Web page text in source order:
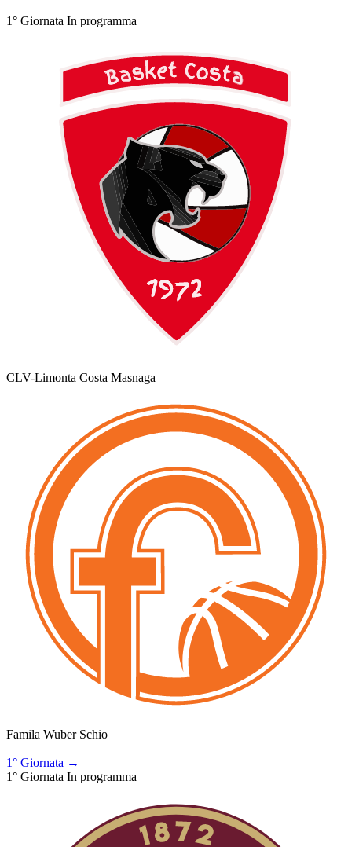
1° Giornata In programma
CLV-Limonta Costa Masnaga
Famila Wuber Schio
–
1° Giornata →
1° Giornata In programma